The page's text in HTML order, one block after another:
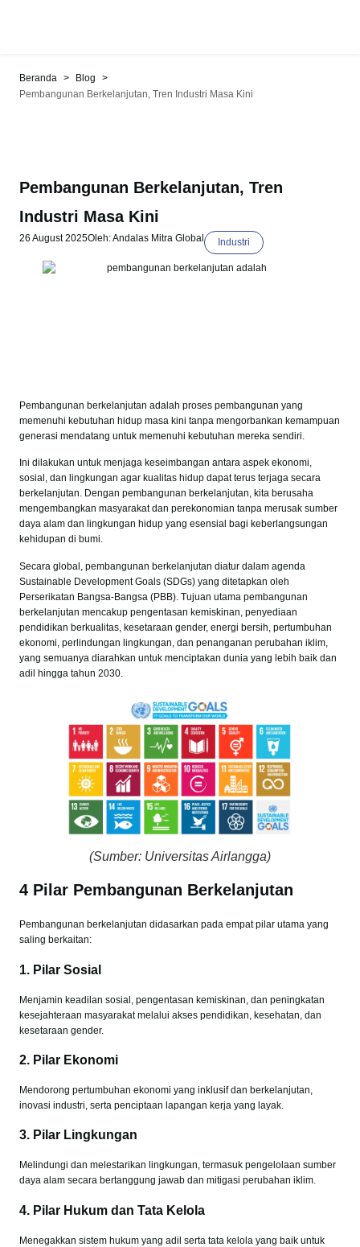
Beranda > Blog
>
Pembangunan Berkelanjutan, Tren Industri Masa Kini
Pembangunan Berkelanjutan, Tren
Industri Masa Kini
26 August 2025Oleh: Andalas Mitra Global Industri
Pembangunan berkelanjutan adalah proses pembangunan yang
memenuhi kebutuhan hidup masa kini tanpa mengorbankan kemampuan
generasi mendatang untuk memenuhi kebutuhan mereka sendiri.
Ini dilakukan untuk menjaga keseimbangan antara aspek ekonomi,
sosial, dan lingkungan agar kualitas hidup dapat terus terjaga secara
berkelanjutan. Dengan pembangunan berkelanjutan, kita berusaha
mengembangkan masyarakat dan perekonomian tanpa merusak sumber
daya alam dan lingkungan hidup yang esensial bagi keberlangsungan
kehidupan di bumi.
Secara global, pembangunan berkelanjutan diatur dalam agenda
Sustainable Development Goals (SDGs) yang ditetapkan oleh
Perserikatan Bangsa-Bangsa (PBB). Tujuan utama pembangunan
berkelanjutan mencakup pengentasan kemiskinan, penyediaan
pendidikan berkualitas, kesetaraan gender, energi bersih, pertumbuhan
ekonomi, perlindungan lingkungan, dan penanganan perubahan iklim,
yang semuanya diarahkan untuk menciptakan dunia yang lebih baik dan
adil hingga tahun 2030.
(Sumber: Universitas Airlangga)
4 Pilar Pembangunan Berkelanjutan
Pembangunan berkelanjutan didasarkan pada empat pilar utama yang
saling berkaitan:
1. Pilar Sosial
Menjamin keadilan sosial, pengentasan kemiskinan, dan peningkatan
kesejahteraan masyarakat melalui akses pendidikan, kesehatan, dan
kesetaraan gender.
2. Pilar Ekonomi
Mendorong pertumbuhan ekonomi yang inklusif dan berkelanjutan,
inovasi industri, serta penciptaan lapangan kerja yang layak.
3. Pilar Lingkungan
Melindungi dan melestarikan lingkungan, termasuk pengelolaan sumber
daya alam secara bertanggung jawab dan mitigasi perubahan iklim.
4. Pilar Hukum dan Tata Kelola
Menegakkan sistem hukum yang adil serta tata kelola yang baik untuk